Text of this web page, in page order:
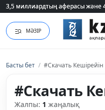
3,5 миллиардтың аферасы және
3,5 миллиардтың аферасы және
МӘЗІР
Басты бет / #Скачать Кешірейін
#Скачать
Жалпы: 1 жаңалық